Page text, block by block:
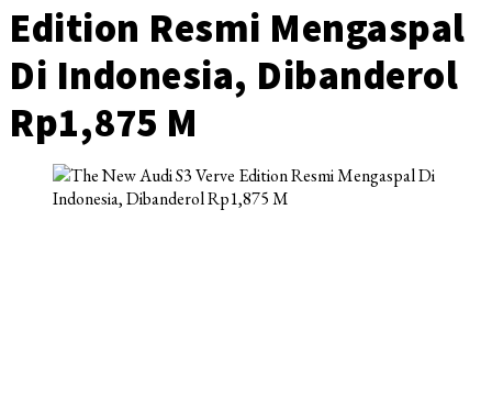
Edition Resmi Mengaspal
Di Indonesia, Dibanderol
Rp1,875 M